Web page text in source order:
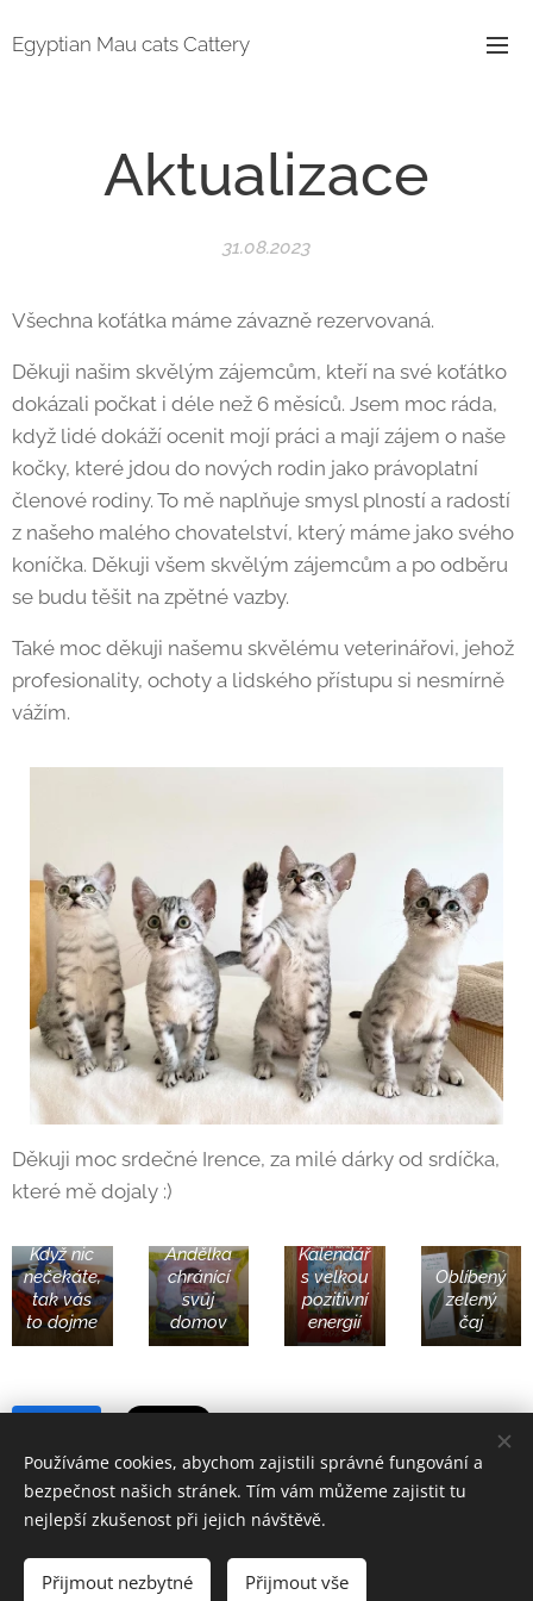
Egyptian Mau cats Cattery
Aktualizace
31.08.2023
Všechna koťátka máme závazně rezervovaná.
Děkuji našim skvělým zájemcům, kteří na své koťátko
dokázali počkat i déle než 6 měsíců. Jsem moc ráda,
když lidé dokáží ocenit mojí práci a mají zájem o naše
kočky, které jdou do nových rodin jako právoplatní
členové rodiny. To mě naplňuje smysl plností a radostí
z našeho malého chovatelství, který máme jako svého
koníčka. Děkuji všem skvělým zájemcům a po odběru
se budu těšit na zpětné vazby.
Také moc děkuji našemu skvělému veterinářovi, jehož
profesionality, ochoty a lidského přístupu si nesmírně
vážím.
Děkuji moc srdečné Irence, za milé dárky od srdíčka,
které mě dojaly :)
Když nic
nečekáte,
tak vás
to dojme
Andělka
chránící
svůj
domov
Kalendář
s velkou
pozitivní
energií
Oblíbený
zelený
čaj
Na články a fotografie Egyptských Mau Yá Moasi,CZ se vztahuje
Používáme cookies, abychom zajistili správné fungování a
bezpečnost našich stránek. Tím vám můžeme zajistit tu
nejlepší zkušenost při jejich návštěvě.
Přijmout nezbytné Přijmout vše